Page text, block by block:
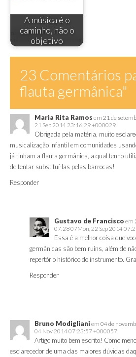
A música é o
caminho, não o
objetivo
23 Comentários
flauta germânica"
Maria Rita Ramos em 21 de
21 Sep 2014 23:16:29 +000029.
Obrigada pela matéria, muito
musicalização infantil em comunidades
já tinham a flauta germânica, a qual tenho
de tentar substituí-las pelas barrocas!
Responder
Gustavo de Francisco em
07:28 07Mon, 22 Sep 2014
Essa é a melhor coisa que
germânicas são bem ruins, além de
repertório histórico do instrumento.
Responder
Bruno Modigliani em 04 de
04 Nov 2014 07:23:57 +000057.
Artigo muito bem escrito! Como
esclarecedor de uma das maiores dúvidas